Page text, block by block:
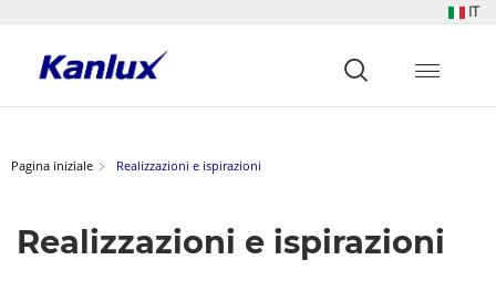
IT
główna
Pagina iniziale Realizzazioni e ispirazioni
Realizzazioni e ispirazioni